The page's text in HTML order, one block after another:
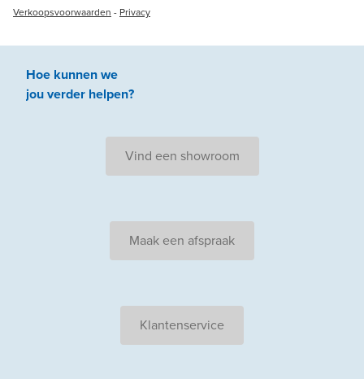
Verkoopsvoorwaarden - Privacy
Hoe kunnen we
jouverder helpen?
Vind een showroom
Maak een afspraak
Klantenservice